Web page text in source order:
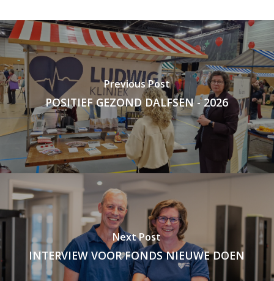
Previous Post
POSITIEF GEZOND DALFSEN - 2026
Next Post
INTERVIEW VOOR FONDS NIEUWE DOEN